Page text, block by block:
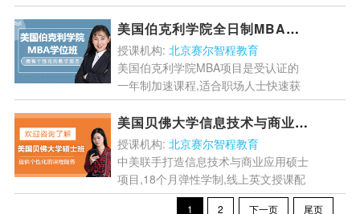
待遇。哈佛授课,中英双语教学,无需语
言成绩,费用合理,2个月集中出国即可
完成认证...[详情]
美国伯克利学院全日制MBA学位班
授课机构: 北京赛尔智程教育
美国伯克利学院MBA项目是受认证的
一年制加速课程,适合职场人士快速获
得硕士学历。课程包含4-6个月赴美学
习,费用约15万元,可获得教育部认证。
但需注意该校与加州...[详情]
美国贝佛大学信息技术与商业应用科学硕士学位班
授课机构: 北京赛尔智程教育
中美联手打造信息技术与商业应用硕士
项目,18个月弹性学制,线上英文授课配
中文翻译。贝佛大学获多项国际认证,
1 2 下一页 尾页